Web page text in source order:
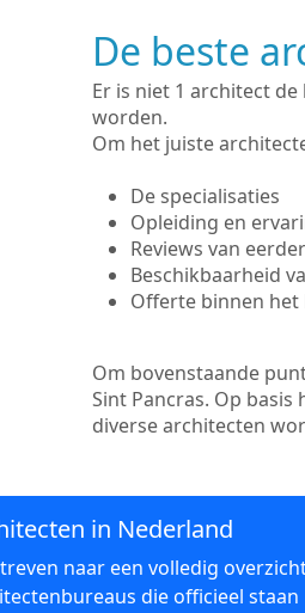
De beste
Er is niet 1 architect
worden.
Om het juiste
De specialisaties
Opleiding en
Reviews van
Beschikbaarheid
Offerte binnen
Om bovenstaande
Sint Pancras. Op
diverse architecten
in Nederland
naar een volledig
die officieel staan